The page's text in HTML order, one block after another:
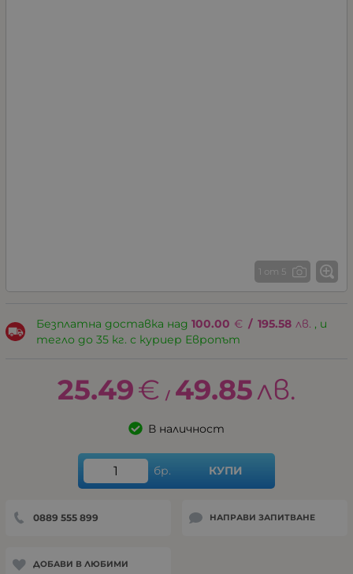
1 от 5
Безплатна доставка над 100.00 € / 195.58 лв. , и
тегло до 35 кг. с куриер Европът
25.49€ / 49.85лв.
В наличност
бр. КУПИ
0889 555 899 НАПРАВИ ЗАПИТВАНЕ
ДОБАВИ В ЛЮБИМИ